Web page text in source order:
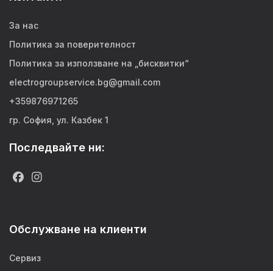
За нас
Политика за поверителност
Политика за използване на „бисквитки“
electrogroupservice.bg@gmail.com
+359876971265
гр. София, ул. Казбек 1
Последвайте ни:
Обслужване на клиенти
Сервиз